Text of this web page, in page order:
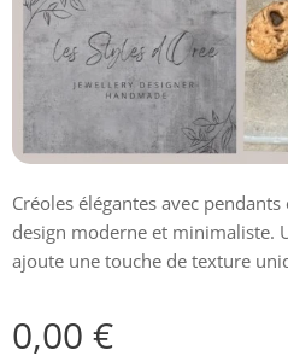
Créoles élégantes avec
design moderne et minimaliste.
ajoute une touche de texture
0,00 €